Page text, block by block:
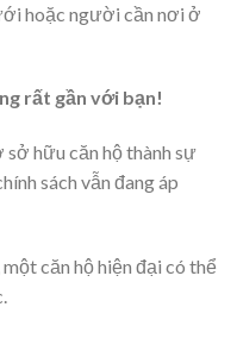
hoặc người cần nơi ở
rất gần với bạn!
hữu căn hộ thành sự
sách vẫn đang áp
căn hộ hiện đại có thể